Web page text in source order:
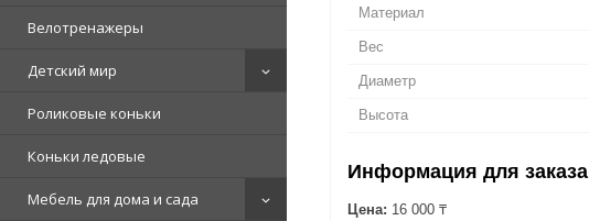
Велотренажеры
Детский мир
Роликовые коньки
Коньки ледовые
Мебель для дома и сада
Материал
Вес
Диаметр
Высота
Информация для заказа
Цена: 16 000 ₸